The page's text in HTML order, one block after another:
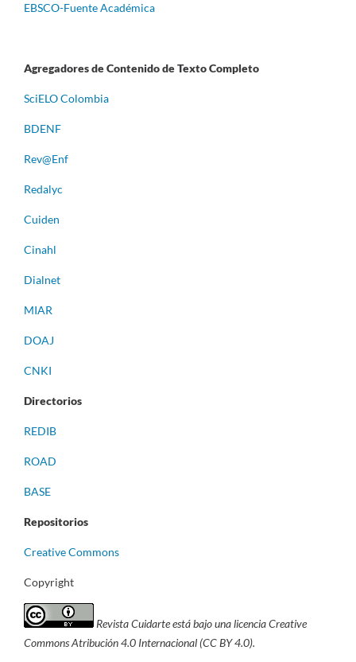
EBSCO-Fuente Académica
Agregadores de Contenido de Texto Completo
SciELO Colombia
BDENF
Rev@Enf
Redalyc
Cuiden
Cinahl
Dialnet
MIAR
DOAJ
CNKI
Directorios
REDIB
ROAD
BASE
Repositorios
Creative Commons
Copyright
Revista Cuidarte está bajo una licencia Creative
Commons Atribución 4.0 Internacional (CC BY 4.0).